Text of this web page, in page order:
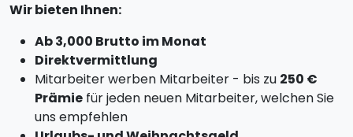
Wir bieten Ihnen:
Ab 3,000 Brutto im Monat
Direktvermittlung
Mitarbeiter werben Mitarbeiter - bis zu 250 €
Prämie für jeden neuen Mitarbeiter, welchen Sie
uns empfehlen